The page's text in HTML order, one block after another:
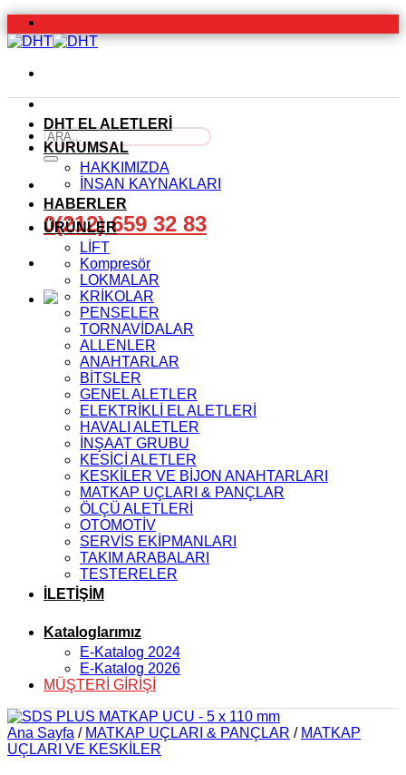
İçeriğe
atla
Ara:
0(212) 659 32 83
DHT EL ALETLERİ
KURUMSAL
HAKKIMIZDA
İNSAN KAYNAKLARI
HABERLER
ÜRÜNLER
LİFT
Kompresör
LOKMALAR
KRİKOLAR
PENSELER
TORNAVİDALAR
ALLENLER
ANAHTARLAR
BİTSLER
GENEL ALETLER
ELEKTRİKLİ EL ALETLERİ
HAVALI ALETLER
İNŞAAT GRUBU
KESİCİ ALETLER
KESKİLER VE BİJON ANAHTARLARI
MATKAP UÇLARI & PANÇLAR
ÖLÇÜ ALETLERİ
OTOMOTİV
SERVİS EKİPMANLARI
TAKIM ARABALARI
TESTERELER
İLETİŞİM
Kataloglarımız
E-Katalog 2024
E-Katalog 2026
MÜŞTERİ GİRİŞİ
Ana Sayfa / MATKAP UÇLARI & PANÇLAR / MATKAP
UÇLARI VE KESKİLER